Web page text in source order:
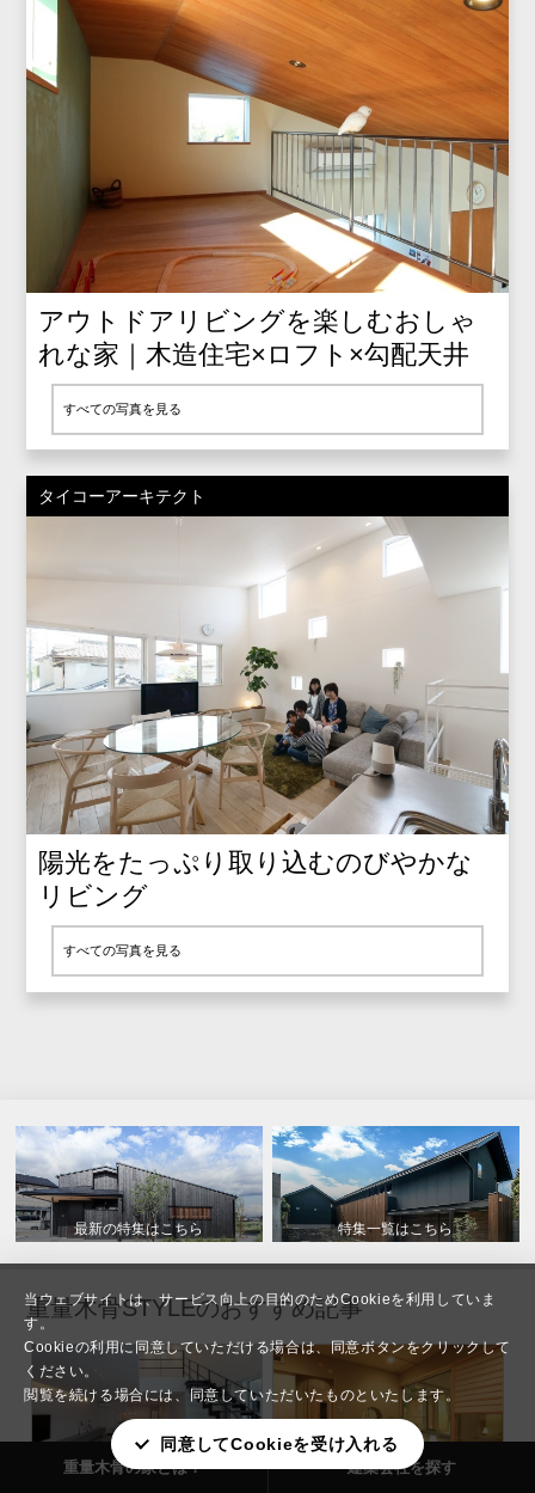
当ウェブサイトは、サービス向上の目的のためCookieを利用していま
す。
Cookieの利用に同意していただける場合は、同意ボタンをクリックして
ください。
閲覧を続ける場合には、同意していただいたものといたします。
同意してCookieを受け入れる
重量木骨の家とは？ 建築会社を探す
アウトドアリビングを楽しむおしゃ
れな家｜木造住宅×ロフト×勾配天井
すべての写真を見る
タイコーアーキテクト
陽光をたっぷり取り込むのびやかな
リビング
すべての写真を見る
最新の特集はこちら 特集一覧はこちら
重量木骨STYLEのおすすめ記事